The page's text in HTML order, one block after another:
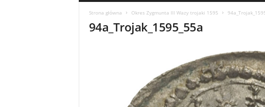
Strona główna Okres Zygmunta lll Wazy trojaki 1595
94a_Trojak_1595_55a